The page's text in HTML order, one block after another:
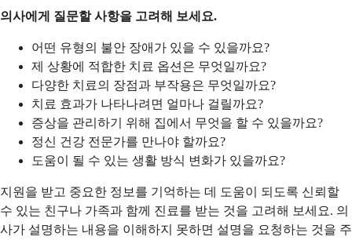
의사에게 질문할 사항을 고려해 보세요.
어떤 유형의 불안 장애가 있을 수 있을까요?
제 상황에 적합한 치료 옵션은 무엇일까요?
다양한 치료의 장점과 부작용은 무엇일까요?
치료 효과가 나타나려면 얼마나 걸릴까요?
증상을 관리하기 위해 집에서 무엇을 할 수 있을까요?
정신 건강 전문가를 만나야 할까요?
도움이 될 수 있는 생활 방식 변화가 있을까요?
지원을 받고 중요한 정보를 기억하는 데 도움이 되도록 신뢰할
수 있는 친구나 가족과 함께 진료를 받는 것을 고려해 보세요. 의
사가 설명하는 내용을 이해하지 못하면 설명을 요청하는 것을 주